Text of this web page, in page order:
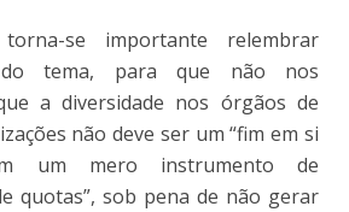
se importante relembrar
tema, para que não nos
a diversidade nos órgãos de
não deve ser um “fim em si
um mero instrumento de
quotas”, sob pena de não gerar